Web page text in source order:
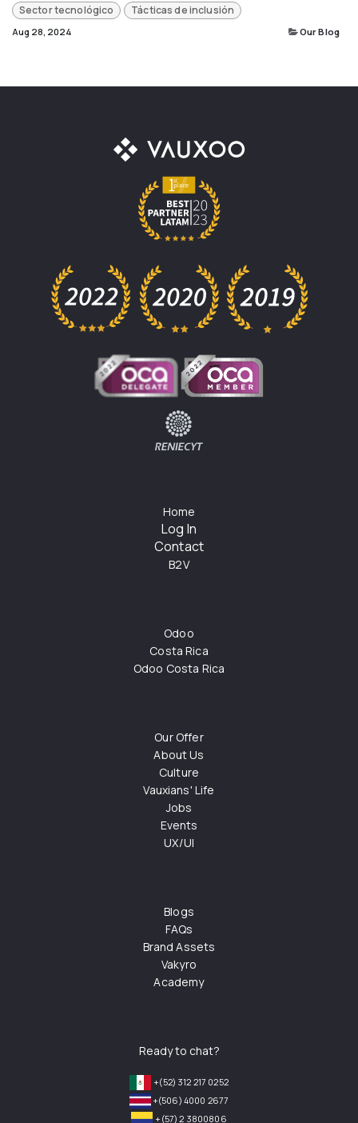
Sector tecnológico
Tácticas de inclusión
Aug 28, 2024 Our Blog
Home
Log In
Contact
B2V
Odoo
Costa Rica
Odoo Costa Rica
Our Offer
About Us
Culture
Vauxians' Life
Jobs
Events
UX/UI
Blogs
FAQs
Brand Assets
Vakyro
Academy
Ready to chat?
+(52) 312 217 0252
+(506) 4000 2677
+(57) 2 3800806